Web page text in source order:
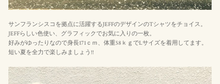
サンフランシスコを拠点に活躍するJEFFのデザインのTシャツをチョイス。
JEFFらしい色使い、グラフィックでお気に入りの一枚。
好みがゆったりなので身長171ｃｍ、体重58ｋｇでLサイズを着用してます。
短い夏を全力で楽しみましょう!!